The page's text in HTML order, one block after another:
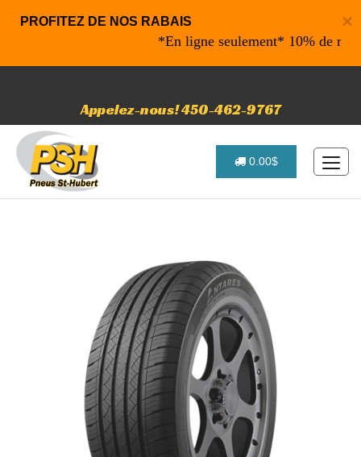
×
PROFITEZ DE NOS RABAIS
*En ligne seulement* 10% de rabais
Appelez-nous! 450-462-9767
0.00$